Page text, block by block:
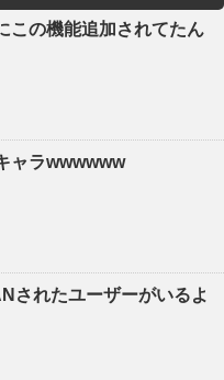
この機能追加されてたん
ャラwwwwww
されたユーザーがいるよ